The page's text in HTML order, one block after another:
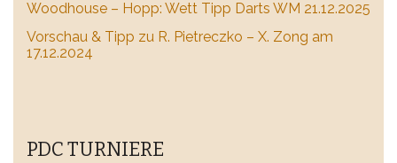
Woodhouse – Hopp: Wett Tipp Darts WM 21.12.2025
Vorschau & Tipp zu R. Pietreczko – X. Zong am
17.12.2024
PDC TURNIERE